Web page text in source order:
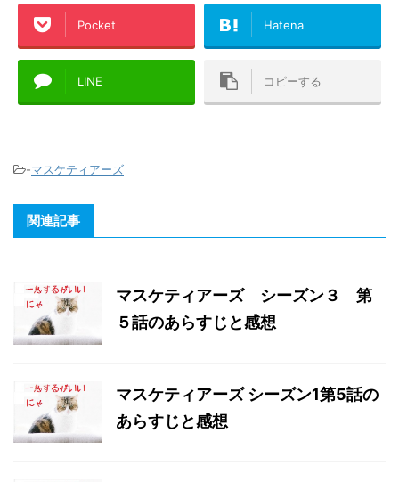
Pocket Hatena
LINE コピーする
-マスケティアーズ
関連記事
マスケティアーズ シーズン３ 第
５話のあらすじと感想
マスケティアーズ シーズン1第5話の
あらすじと感想